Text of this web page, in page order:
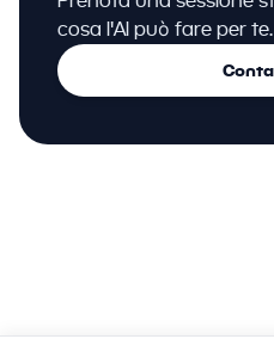
cosa l'AI può fare per te.